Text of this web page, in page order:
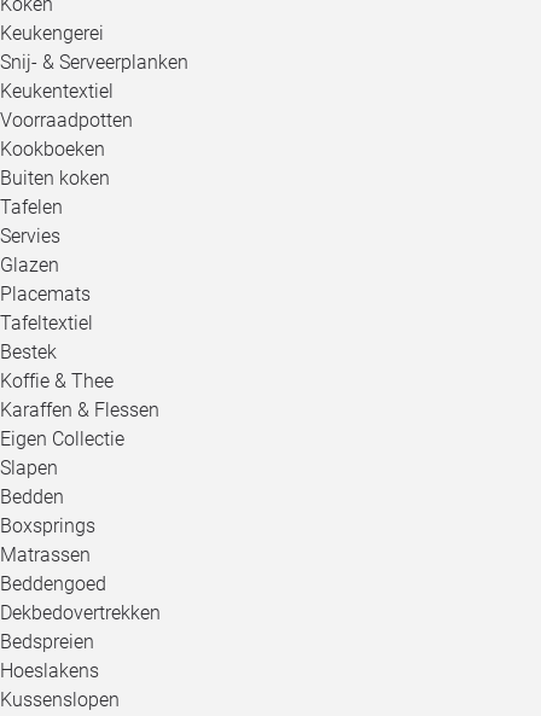
Keukengerei
Snij- & Serveerplanken
Keukentextiel
Voorraadpotten
Kookboeken
Buiten koken
Tafelen
Servies
Glazen
Placemats
Tafeltextiel
Bestek
Koffie & Thee
Karaffen & Flessen
Eigen Collectie
Slapen
Bedden
Boxsprings
Matrassen
Beddengoed
Dekbedovertrekken
Bedspreien
Hoeslakens
Kussenslopen